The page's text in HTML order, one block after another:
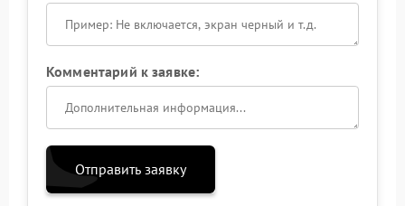
Комментарий к заявке:
Отправить заявку